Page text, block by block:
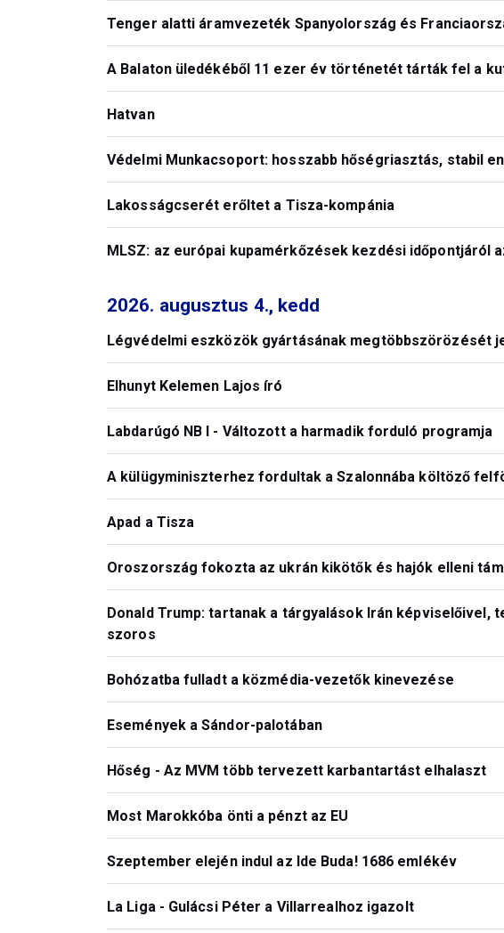
Tenger alatti áramvezeték Spanyolország és
A Balaton üledékéből 11 ezer év történetét tárták fel a
Hatvan
Védelmi Munkacsoport: hosszabb hőségriasztás, stabil
Lakosságcserét erőltet a Tisza-kompánia
MLSZ: az európai kupamérkőzések kezdési időpontjáról
2026. augusztus 4., kedd
Légvédelmi eszközök gyártásának megtöbbszörözését
Elhunyt Kelemen Lajos író
Labdarúgó NB I - Változott a harmadik forduló programja
A külügyminiszterhez fordultak a Szalonnába költöző
Apad a Tisza
Oroszország fokozta az ukrán kikötők és hajók elleni
Donald Trump: tartanak a tárgyalások Irán képviselőivel,
szoros
Bohózatba fulladt a közmédia-vezetők kinevezése
Események a Sándor-palotában
Hőség - Az MVM több tervezett karbantartást elhalaszt
Most Marokkóba önti a pénzt az EU
Szeptember elején indul az Ide Buda! 1686 emlékév
La Liga - Gulácsi Péter a Villarrealhoz igazolt